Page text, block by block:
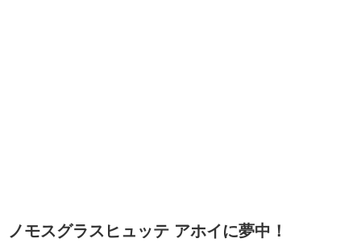
ノモスグラスヒュッテ アホイに夢中！